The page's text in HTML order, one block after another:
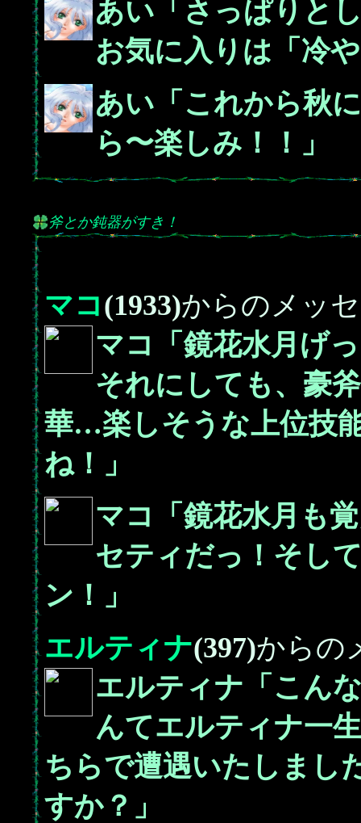
あい「さっぱりと
お気に入りは「冷
あい「これから秋
ら〜楽しみ！！」
斧とか鈍器がすき！
マコ(1933)からのメッ
マコ「鏡花水月げ
それにしても、豪
華…楽しそうな上位技
ね！」
マコ「鏡花水月も
セティだっ！そし
ン！」
エルティナ(397)からの
エルティナ「こん
んてエルティナ一
ちらで遭遇いたしまし
すか？」